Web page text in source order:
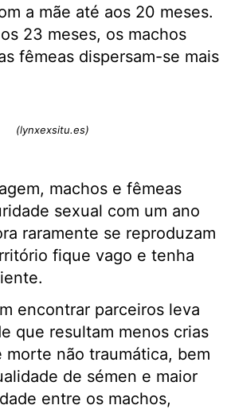
a mãe até aos 20 meses.
23 meses, os machos
fêmeas dispersam-se mais
(lynxexsitu.es)
machos e fêmeas
sexual com um ano
raramente se reproduzam
fique vago e tenha
encontrar parceiros leva
que resultam menos crias
morte não traumática, bem
de sémen e maior
entre os machos,